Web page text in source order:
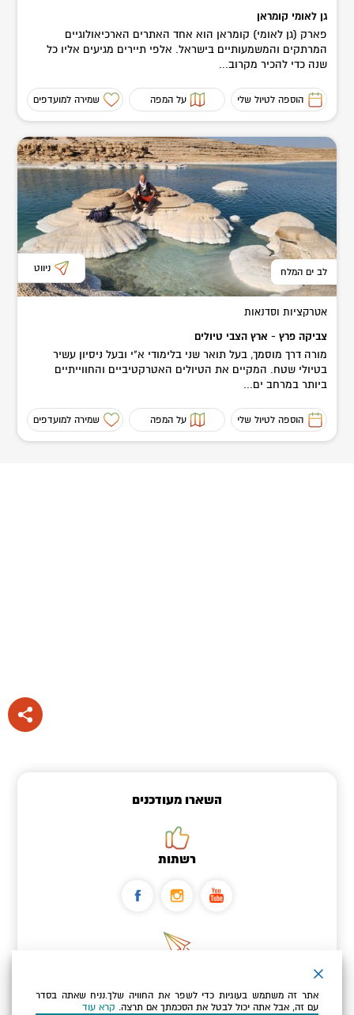
גן לאומי קומראן
פארק (גן לאומי) קומראן הוא אחד האתרים הארכיאולוגיים
המרתקים והמשמעותיים בישראל. אלפי תיירים מגיעים אליו כל
שנה כדי להכיר מקרוב...
הוספה לטיול שלי על המפה שמירה למועדפים
לב ים המלח ניווט
אטרקציות וסדנאות
צביקה פרץ - ארץ הצבי טיולים
מורה דרך מוסמך, בעל תואר שני בלימודי א"י ובעל ניסיון עשיר
בטיולי שטח. המקיים את הטיולים האטרקטיביים והחווייתיים
ביותר במרחב ים...
הוספה לטיול שלי על המפה שמירה למועדפים
השארו מעודכנים
רשתות
כתובת הדוא"ל שלך
אתר זה משתמש בעוגיות כדי לשפר את החוויה שלך.נניח שאתה בסדר
עם זה, אבל אתה יכול לבטל את הסכמתך אם תרצה. קרא עוד